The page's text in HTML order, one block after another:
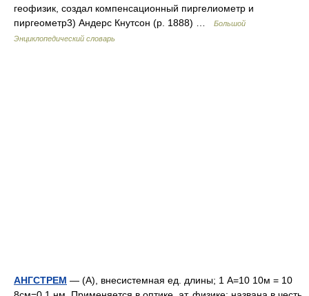
геофизик, создал компенсационный пиргелиометр и
пиргеометр3) Андерс Кнутсон (р. 1888) …
Большой
Энциклопедический словарь
АНГСТРЕМ — (A), внесистемная ед. длины; 1 A=10 10м = 10